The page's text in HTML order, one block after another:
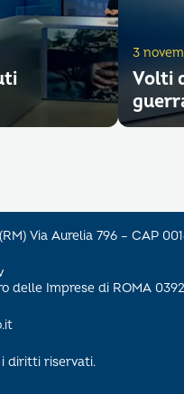
3
Volti
Via Aurelia 796 – CAP
delle Imprese di ROMA
diritti riservati.